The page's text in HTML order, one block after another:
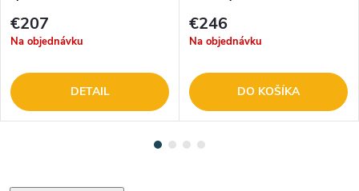
€207
Na objednávku
DETAIL
€246
Na objednávku
DO KOŠÍKA